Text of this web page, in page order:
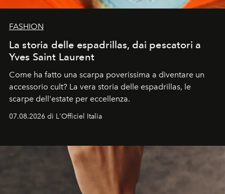
FASHION
La storia delle espadrillas, dai pescatori a
Yves Saint Laurent
Come ha fatto una scarpa poverissima a diventare un
accessorio cult? La vera storia delle espadrillas, le
scarpe dell'estate per eccellenza.
07.08.2026 di L'Officiel Italia